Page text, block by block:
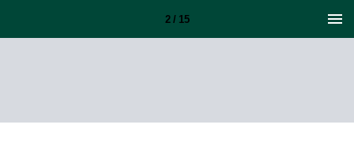
2 / 15